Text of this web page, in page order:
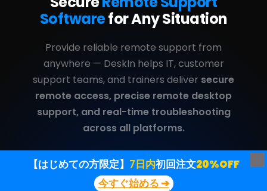
【はじめての方限定】 7日内初回注文20%OFF
今すぐ始める ➔